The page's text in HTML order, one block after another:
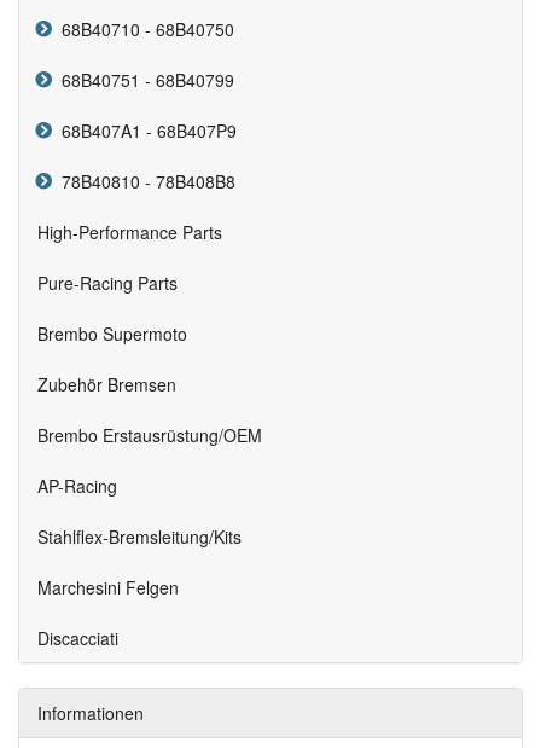
68B40710 - 68B40750
68B40751 - 68B40799
68B407A1 - 68B407P9
78B40810 - 78B408B8
High-Performance Parts
Pure-Racing Parts
Brembo Supermoto
Zubehör Bremsen
Brembo Erstausrüstung/OEM
AP-Racing
Stahlflex-Bremsleitung/Kits
Marchesini Felgen
Discacciati
Informationen